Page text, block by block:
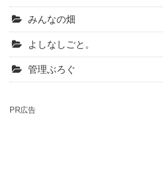
みんなの畑
よしなしごと。
管理ぶろぐ
PR広告